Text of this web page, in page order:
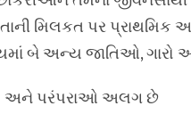
મિલકત પર પ્રાથમિક
બે અન્ય જાતિઓ, ગારો
અને પરંપરાઓ અલગ છે